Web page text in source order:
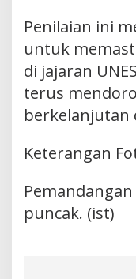
Penilaian ini
untuk
di jajaran
terus
berkelanjutan
Keterangan
puncak. (ist)